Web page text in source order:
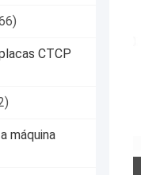
CTCP
máquina